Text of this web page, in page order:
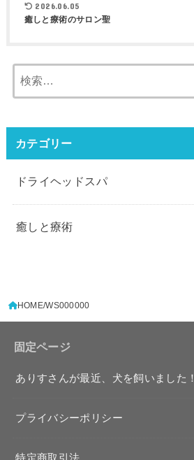
2026.06.05
癒しと療術のサロン聖
索:
カテゴリー
ドライヘッドスパ
癒しと療術
HOME WS000000
固定ページ
ありすさんが最近、犬を飼いました！
プライバシーポリシー